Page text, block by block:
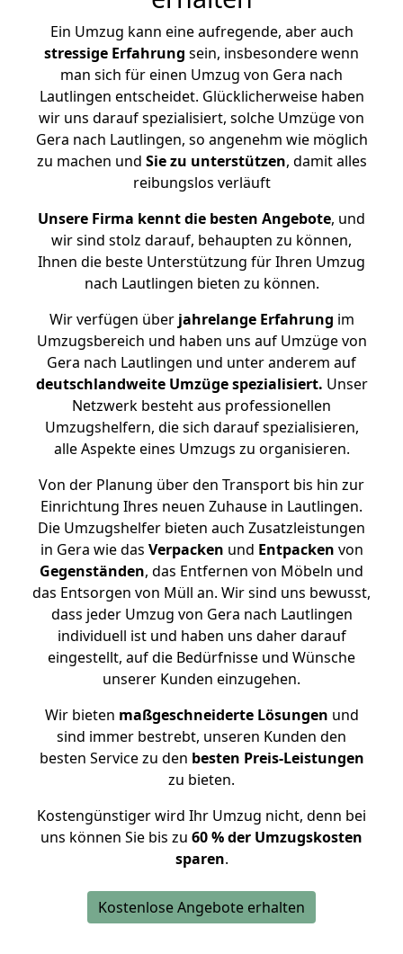
Ein Umzug kann eine aufregende, aber auch
stressige Erfahrung sein, insbesondere wenn
man sich für einen Umzug von Gera nach
Lautlingen entscheidet. Glücklicherweise haben
wir uns darauf spezialisiert, solche Umzüge von
Gera nach Lautlingen, so angenehm wie möglich
zu machen und Sie zu unterstützen, damit alles
reibungslos verläuft
Unsere Firma kennt die besten Angebote, und
wir sind stolz darauf, behaupten zu können,
Ihnen die beste Unterstützung für Ihren Umzug
nach Lautlingen bieten zu können.
Wir verfügen überjahrelange Erfahrung im
Umzugsbereich und haben uns auf Umzüge von
Gera nach Lautlingen und unter anderem auf
deutschlandweite Umzüge spezialisiert. Unser
Netzwerk besteht aus professionellen
Umzugshelfern, die sich darauf spezialisieren,
alle Aspekte eines Umzugs zu organisieren.
Von der Planung über den Transport bis hin zur
Einrichtung Ihres neuen Zuhause in Lautlingen.
Die Umzugshelfer bieten auch Zusatzleistungen
in Gera wie das Verpacken und Entpacken von
Gegenständen, das Entfernen von Möbeln und
das Entsorgen von Müll an. Wir sind uns bewusst,
dass jeder Umzug von Gera nach Lautlingen
individuell ist und haben uns daher darauf
eingestellt, auf die Bedürfnisse und Wünsche
unserer Kunden einzugehen.
Wir bieten maßgeschneiderte Lösungen und
sind immer bestrebt, unseren Kunden den
besten Service zu den besten Preis-Leistungen
zu bieten.
Kostengünstiger wird Ihr Umzug nicht, denn bei
uns können Sie bis zu 60 % der Umzugskosten
sparen.
Kostenlose Angebote erhalten